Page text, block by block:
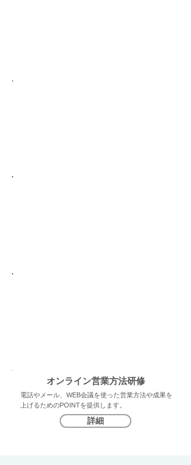
​オンライン営業方法研修
電話やメール、WEB会議を使った営業方法や成果を
上げるためのPOINTを提供します。
詳細